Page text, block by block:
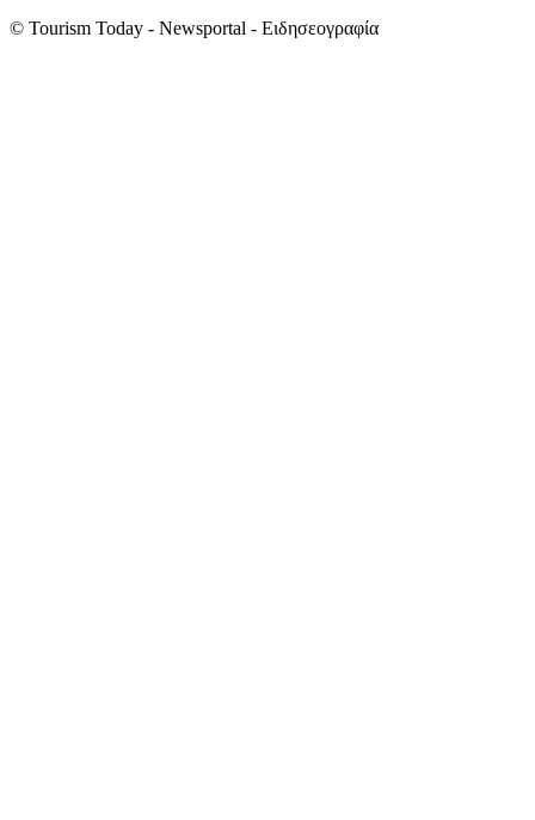
© Tourism Today - Newsportal - Ειδησεογραφία